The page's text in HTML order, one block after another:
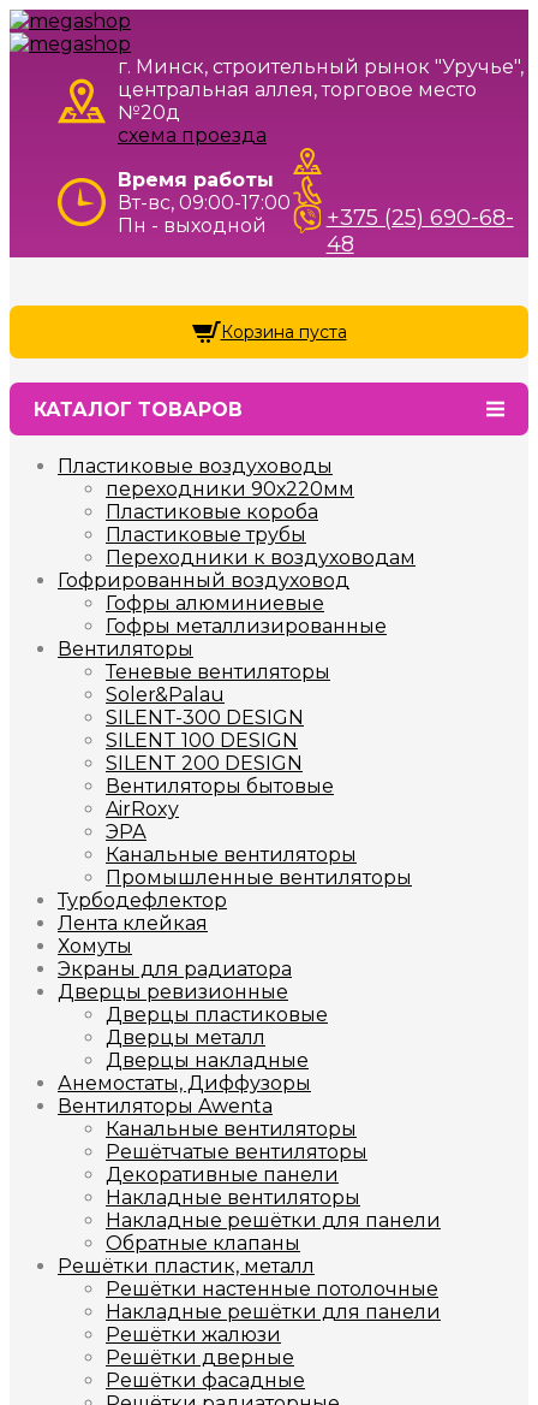
г. Минск, строительный рынок "Уручье",
центральная аллея, торговое место
№20д
схема проезда
Время работы
Вт-вс, 09:00-17:00
Пн - выходной
+375 (25) 690-68-
48
КАТАЛОГ ТОВАРОВ
Пластиковые воздуховоды
переходники 90х220мм
Пластиковые короба
Пластиковые трубы
Переходники к воздуховодам
Гофрированный воздуховод
Гофры алюминиевые
Гофры металлизированные
Вентиляторы
Теневые вентиляторы
Soler&Palau
SILENT-300 DESIGN
SILENT 100 DESIGN
SILENT 200 DESIGN
Вентиляторы бытовые
AirRoxy
ЭРА
Канальные вентиляторы
Промышленные вентиляторы
Турбодефлектор
Лента клейкая
Хомуты
Экраны для радиатора
Дверцы ревизионные
Дверцы пластиковые
Дверцы металл
Дверцы накладные
Анемостаты, Диффузоры
Вентиляторы Awenta
Канальные вентиляторы
Решётчатые вентиляторы
Декоративные панели
Накладные вентиляторы
Накладные решётки для панели
Обратные клапаны
Решётки пластик, металл
Решётки настенные потолочные
Накладные решётки для панели
Решётки жалюзи
Решётки дверные
Решётки фасадные
Корзина пуста